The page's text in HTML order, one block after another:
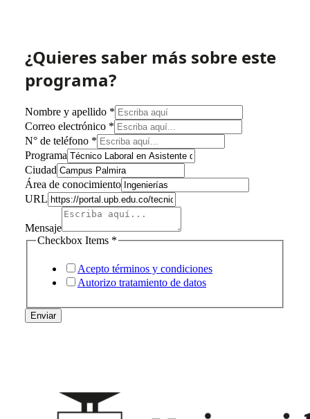
¿Quieres saber más sobre este
programa?
Nombre y apellido *
Correo electrónico *
N° de teléfono *
Programa
electrónico
URL
Ciudad
Ciudad
Área de conocimiento
URL
Mensaje
Checkbox Items *
Acepto términos y condiciones
Autorizo tratamiento de datos
Enviar